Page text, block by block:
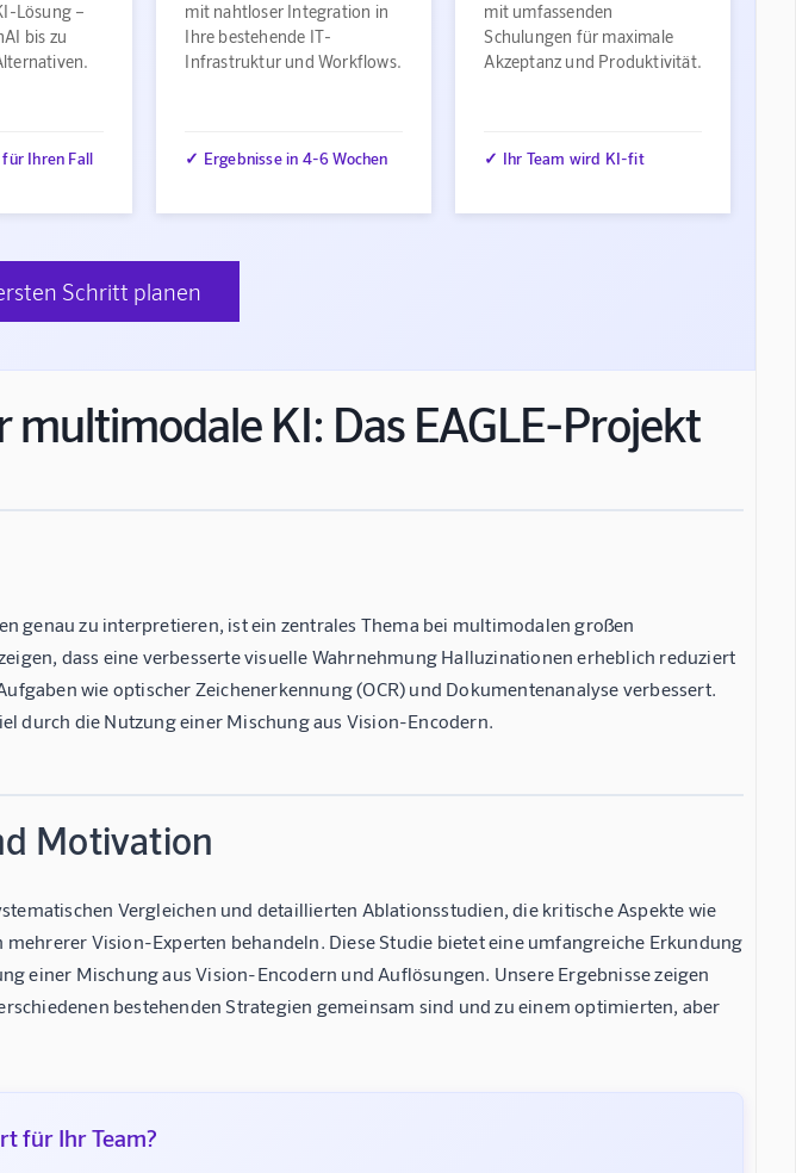
Lösung –
bis zu
Ihren Fall
mit nahtloser Integration in
Ihre bestehende IT-
Infrastruktur und Workflows.
✓ Ergebnisse in 4-6 Wochen
mit umfassenden
Schulungen für maximale
Akzeptanz und Produktivität.
✓ Ihr Team wird KI-fit
Schritt planen
multimodale KI: Das EAGLE-Projekt
genau zu interpretieren, ist ein zentrales Thema bei multimodalen großen
dass eine verbesserte visuelle Wahrnehmung Halluzinationen erheblich reduziert
wie optischer Zeichenerkennung (OCR) und Dokumentenanalyse verbessert.
durch die Nutzung einer Mischung aus Vision-Encodern.
Motivation
Vergleichen und detaillierten Ablationsstudien, die kritische Aspekte wie
Vision-Experten behandeln. Diese Studie bietet eine umfangreiche Erkundung
einer Mischung aus Vision-Encodern und Auflösungen. Unsere Ergebnisse zeigen
bestehenden Strategien gemeinsam sind und zu einem optimierten, aber
für Ihr Team?